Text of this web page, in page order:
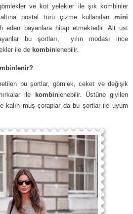
ve kot yelekler ile şık kombinler
altına postal türü çizme kullanılan mini
eden bayanlara hitap etmektedir. Alt üst
bu şortları, yılın modası ince
ile de kombin lenebilir.
bu şortlar, gömlek, ceket ve değişik
ile
kombinlenebilir. Üstüne giyilen
kalın muş çoraplar da bu şortlar ile uyum